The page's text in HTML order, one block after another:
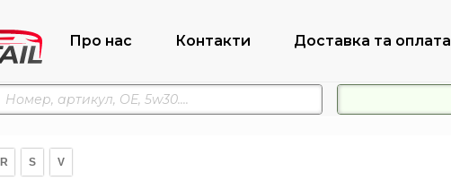
Про нас Контакти Доставка та оплата
R S V